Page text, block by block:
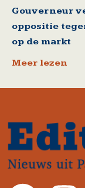
Gouverneur
oppositie
op de markt
Meer lezen